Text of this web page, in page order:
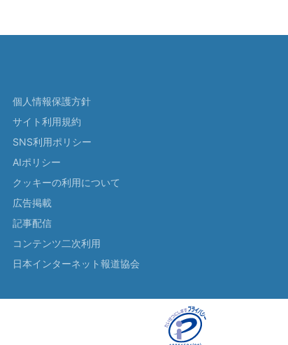
個人情報保護方針
サイト利用規約
SNS利用ポリシー
AIポリシー
クッキーの利用について
広告掲載
記事配信
コンテンツ二次利用
日本インターネット報道協会